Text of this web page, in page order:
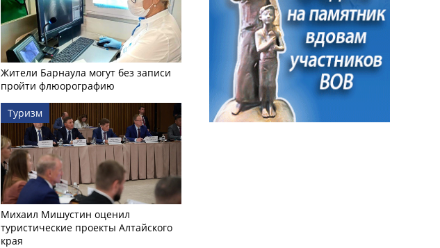
Жители Барнаула могут без записи
пройти флюорографию
Туризм
Михаил Мишустин оценил
туристические проекты Алтайского
края